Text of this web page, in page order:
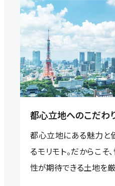
都心立地へのこだわ
都心立地にある魅力と
るモリモト。だからこ
性が期待できる土地を厳